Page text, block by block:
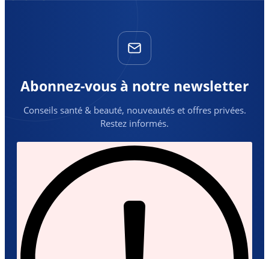
Abonnez-vous à notre newsletter
Conseils santé & beauté, nouveautés et offres privées.
Restez informés.